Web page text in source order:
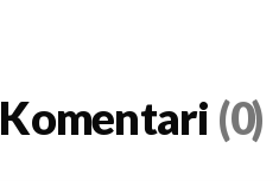
Komentari (0)